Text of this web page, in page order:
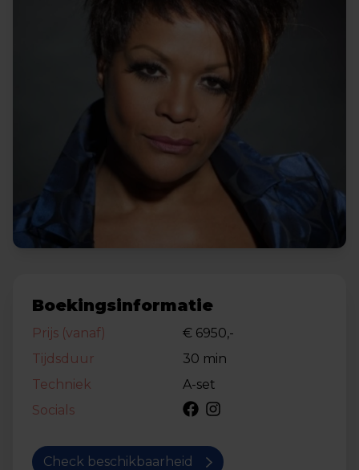
Boekingsinformatie
Prijs (vanaf)
€ 6950,-
Tijdsduur
30 min
Techniek
A-set
Socials
Check beschikbaarheid